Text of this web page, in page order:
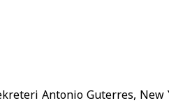
AntonioGuterres, New